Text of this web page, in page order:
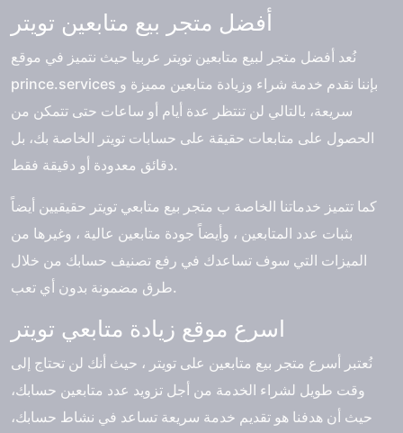
أفضل متجر بيع متابعين تويتر
نُعد أفضل متجر لبيع متابعين تويتر عربيا حيث نتميز في موقع
prince.services بإننا نقدم خدمة شراء وزيادة متابعين مميزة و
سريعة، بالتالي لن تنتظر عدة أيام أو ساعات حتى تتمكن من
الحصول على متابعات حقيقة على حسابات تويتر الخاصة بك، بل
دقائق معدودة أو دقيقة فقط.
كما تتميز خدماتنا الخاصة ب متجر بيع متابعي تويتر حقيقيين أيضاً
بثبات عدد المتابعين ، وأيضاً جودة متابعين عالية ، وغيرها من
الميزات التي سوف تساعدك في رفع تصنيف حسابك من خلال
طرق مضمونة بدون أي تعب.
اسرع موقع زيادة متابعي تويتر
نُعتبر أسرع متجر بيع متابعين على تويتر ، حيث أنك لن تحتاج إلى
وقت طويل لشراء الخدمة من أجل تزويد عدد متابعين حسابك،
حيث أن هدفنا هو تقديم خدمة سريعة تساعد في نشاط حسابك،